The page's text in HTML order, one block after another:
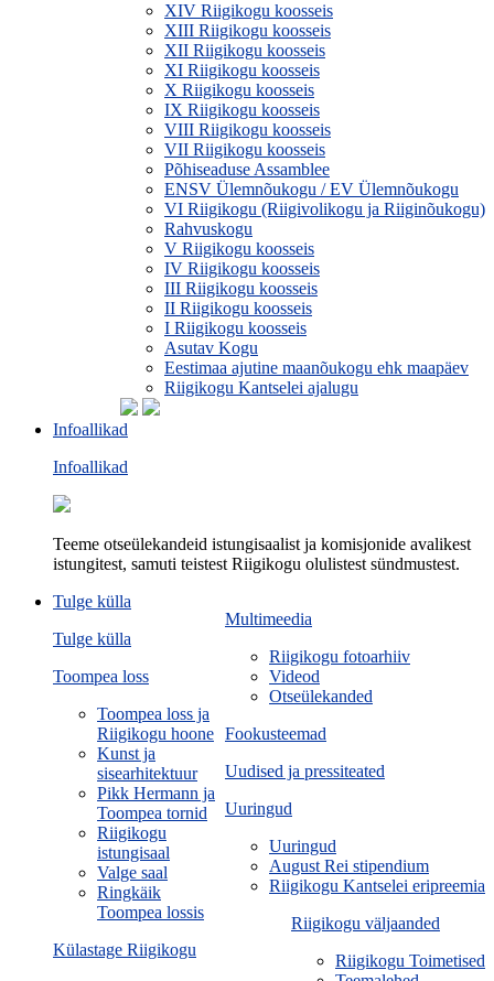
XIV Riigikogu koosseis
XIII Riigikogu koosseis
XII Riigikogu koosseis
XI Riigikogu koosseis
X Riigikogu koosseis
IX Riigikogu koosseis
VIII Riigikogu koosseis
VII Riigikogu koosseis
Põhiseaduse Assamblee
ENSV Ülemnõukogu / EV Ülemnõukogu
VI Riigikogu (Riigivolikogu ja Riiginõukogu)
Rahvuskogu
V Riigikogu koosseis
IV Riigikogu koosseis
III Riigikogu koosseis
II Riigikogu koosseis
I Riigikogu koosseis
Asutav Kogu
Eestimaa ajutine maanõukogu ehk maapäev
Riigikogu Kantselei ajalugu
Infoallikad
Infoallikad
Teeme otseülekandeid istungisaalist ja komisjonide avalikest
istungitest, samuti teistest Riigikogu olulistest sündmustest.
Multimeedia
Riigikogu fotoarhiiv
Videod
Otseülekanded
Fookusteemad
Uudised ja pressiteated
Uuringud
Uuringud
August Rei stipendium
Riigikogu Kantselei eripreemia
Riigikogu väljaanded
Riigikogu Toimetised
Tulge külla
Tulge külla
Toompea loss
Toompea loss ja
Riigikogu hoone
Kunst ja
sisearhitektuur
Pikk Hermann ja
Toompea tornid
Riigikogu
istungisaal
Valge saal
Ringkäik
Toompea lossis
Külastage Riigikogu